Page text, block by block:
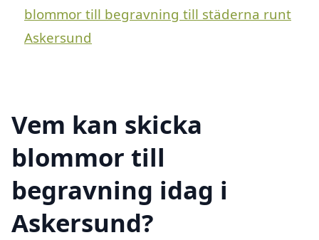
blommor till begravning till städerna runt
Askersund
Vem kan skicka
blommor till
begravning idag i
Askersund?